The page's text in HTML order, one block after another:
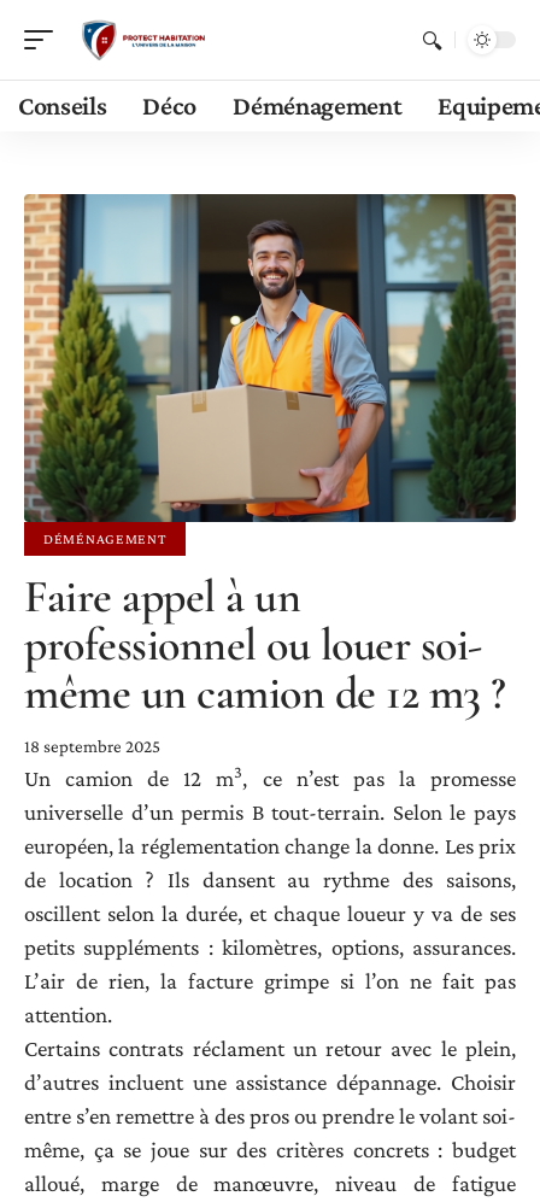
Conseils Déco Déménagement
DÉMÉNAGEMENT
Faire appel à un
professionnel ou louer soi-
même un camion de 12 m3 ?
18 septembre 2025
Un camion de 12 m3, ce n’est pas la promesse
universelle d’un permis B tout-terrain. Selon le pays
européen, la réglementation change la donne. Les prix
de location ? Ils dansent au rythme des saisons,
oscillent selon la durée, et chaque loueur y va de ses
petits suppléments : kilomètres, options, assurances.
L’air de rien, la facture grimpe si l’on ne fait pas
attention.
Certains contrats réclament un retour avec le plein,
d’autres incluent une assistance dépannage. Choisir
entre s’en remettre à des pros ou prendre le volant soi-
même, ça se joue sur des critères concrets : budget
alloué, marge de manœuvre, niveau de fatigue